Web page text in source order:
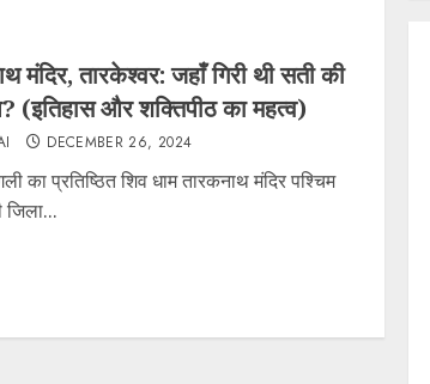
मंदिर, तारकेश्वर: जहाँ गिरी थी सती की
(इतिहास और शक्तिपीठ का महत्व)
DECEMBER 26, 2024
का प्रतिष्ठित शिव धाम ​तारकनाथ मंदिर पश्चिम